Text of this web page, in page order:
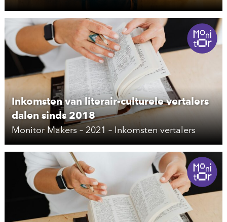
Inkomsten van literair-culturele vertalers
dalen sinds 2018
Monitor Makers – 2021 – Inkomsten vertalers